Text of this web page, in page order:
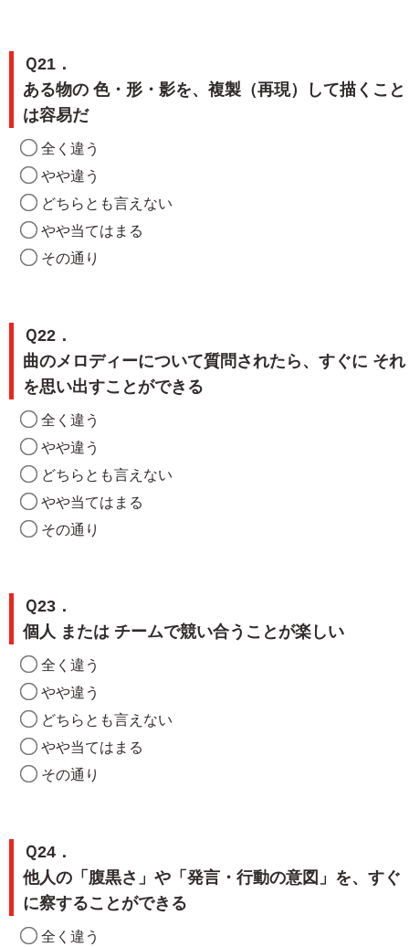
Ｑ21．
ある物の 色・形・影を、複製（再現）して描くこと
は容易だ
全く違う
やや違う
どちらとも言えない
やや当てはまる
その通り
Ｑ22．
曲のメロディーについて質問されたら、すぐに それ
を思い出すことができる
全く違う
やや違う
どちらとも言えない
やや当てはまる
その通り
Ｑ23．
個人 または チームで競い合うことが楽しい
全く違う
やや違う
どちらとも言えない
やや当てはまる
その通り
Ｑ24．
他人の「腹黒さ」や「発言・行動の意図」を、すぐ
に察することができる
全く違う